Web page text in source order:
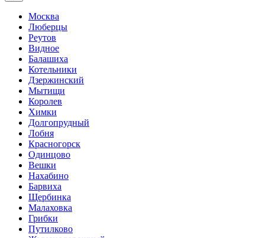
Москва
Люберцы
Реутов
Видное
Балашиха
Котельники
Дзержинский
Мытищи
Королев
Химки
Долгопрудный
Лобня
Красногорск
Одинцово
Вешки
Нахабино
Барвиха
Щербинка
Малаховка
Грибки
Путилково